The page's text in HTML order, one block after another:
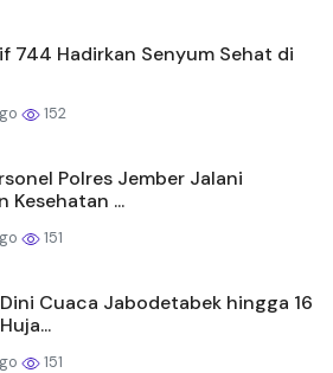
744 Hadirkan Senyum Sehat di
152
Polres Jember Jalani
Kesehatan ...
151
Cuaca Jabodetabek hingga 16
151